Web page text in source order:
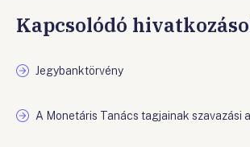
Kapcsolódó
Jegybanktörvény
A Monetáris Tanács tagjainak szavazási